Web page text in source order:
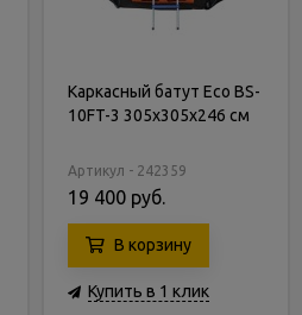
Каркасный батут Eco BS-
10FT-3 305х305х246 см
Артикул - 242359
19 400 руб.
В корзину
Купить в 1 клик